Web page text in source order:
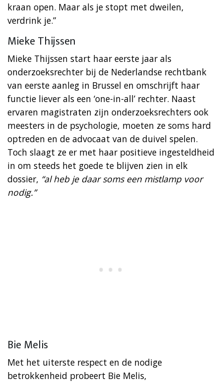
kraan open. Maar als je stopt met dweilen,
verdrink je.”
Mieke Thijssen
Mieke Thijssen start haar eerste jaar als
onderzoeksrechter bij de Nederlandse rechtbank
van eerste aanleg in Brussel en omschrijft haar
functie liever als een ‘one-in-all’ rechter. Naast
ervaren magistraten zijn onderzoeksrechters ook
meesters in de psychologie, moeten ze soms hard
optreden en de advocaat van de duivel spelen.
Toch slaagt ze er met haar positieve ingesteldheid
in om steeds het goede te blijven zien in elk
dossier, “al heb je daar soms een mistlamp voor
nodig.”
Bie Melis
Met het uiterste respect en de nodige
betrokkenheid probeert Bie Melis,